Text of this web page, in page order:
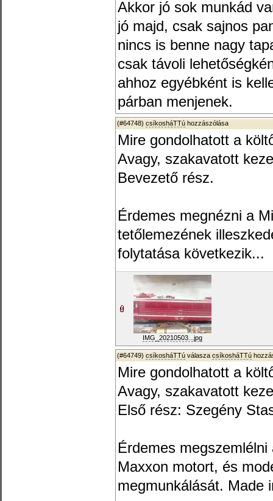
Akkor jó sok munkád
jó majd, csak sajnos
nincs is benne nagy
csak távoli
ahhoz egyébként is
párban menjenek.
(#64748) csíkosháTTú hozzászólása
Mire gondolhatott a
Avagy, szakavatott
Bevezető rész.
Érdemes megnézni a
tetőlemezének
folytatása következik...
IMG_20210503...jpg
(#64749) csíkosháTTú válasza csíkosháTTú
Mire gondolhatott a
Avagy, szakavatott
Első rész: Szegény
Érdemes
Maxxon motort, és
megmunkálását. Made